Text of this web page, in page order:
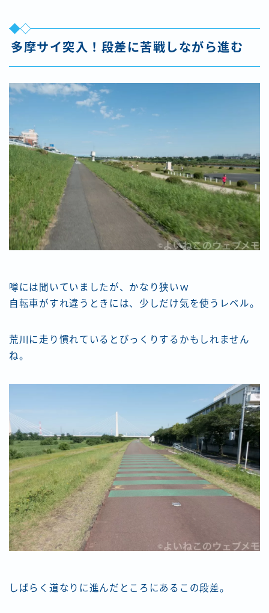
多摩サイ突入！段差に苦戦しながら進む
噂には聞いていましたが、かなり狭いｗ
自転車がすれ違うときには、少しだけ気を使うレベル。
荒川に走り慣れているとびっくりするかもしれません
ね。
しばらく道なりに進んだところにあるこの段差。